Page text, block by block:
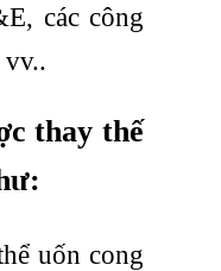
các công
vv..
thay thế
uốn cong